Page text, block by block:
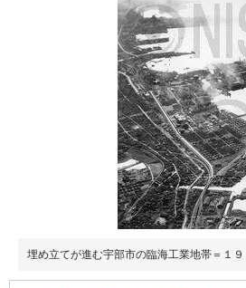
埋め立てが進む宇部市の臨海工業地帯＝１